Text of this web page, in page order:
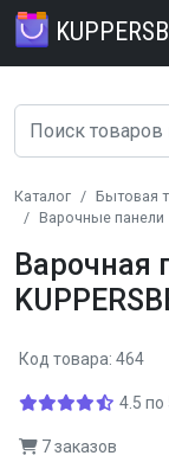
Каталог Бытовая
Варочные панели
Варочная
Код товара: 464
4.5 по
7 заказов